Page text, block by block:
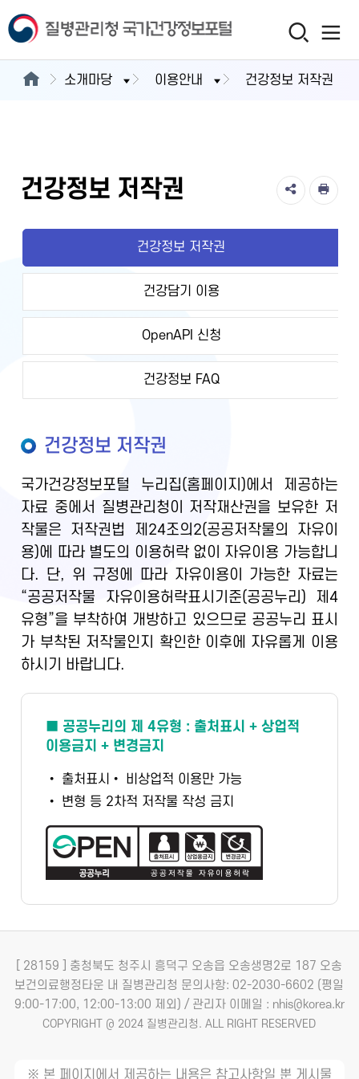
소개마당 이용안내 건강정보 저작권
건강정보 저작권
건강정보 저작권
건강담기 이용
OpenAPI 신청
건강정보 FAQ
건강정보 저작권
국가건강정보포털 누리집(홈페이지)에서 제공하는
자료 중에서 질병관리청이 저작재산권을 보유한 저
작물은 저작권법 제24조의2(공공저작물의 자유이
용)에 따라 별도의 이용허락 없이 자유이용 가능합니
다. 단, 위 규정에 따라 자유이용이 가능한 자료는
“공공저작물 자유이용허락표시기준(공공누리) 제4
유형”을 부착하여 개방하고 있으므로 공공누리 표시
가 부착된 저작물인지 확인한 이후에 자유롭게 이용
하시기 바랍니다.
■ 공공누리의 제 4유형 : 출처표시 + 상업적
이용금지 + 변경금지
• 출처표시 • 비상업적 이용만 가능
• 변형 등 2차적 저작물 작성 금지
[ 28159 ] 충청북도 청주시 흥덕구 오송읍 오송생명2로 187 오송
보건의료행정타운 내 질병관리청 문의사항: 02-2030-6602 (평일
9:00-17:00, 12:00-13:00 제외) / 관리자 이메일 : nhis@korea.kr
COPYRIGHT @ 2024 질병관리청. ALL RIGHT RESERVED
※ 본 페이지에서 제공하는 내용은 참고사항일 뿐 게시물